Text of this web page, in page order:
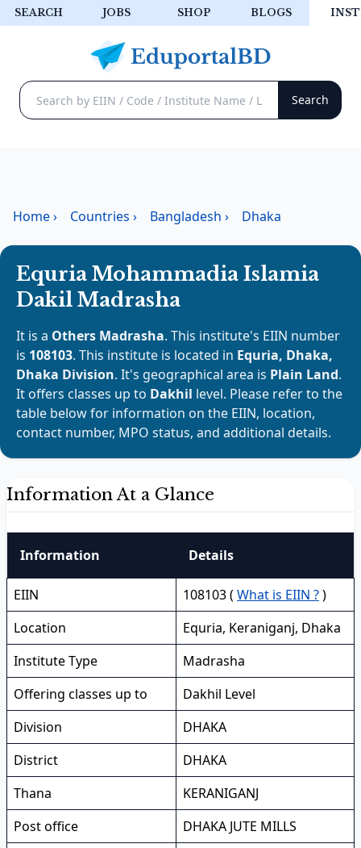
SEARCH JOBS SHOP BLOGS
Home› Countries › Bangladesh › Dhaka
Equria Mohammadia Islamia
Dakil Madrasha
It is a Others Madrasha. This institute's EIIN number
is 108103. This institute is located in Equria, Dhaka,
Dhaka Division. It's geographical area is Plain Land.
It offers classes up to Dakhil level. Please refer to the
table below for information on the EIIN, location,
contact number, MPO status, and additional details.
Information At a Glance
Information Details
EIIN 108103 ( What is EIIN ?)
Location
Equria, Keraniganj, Dhaka
Institute Type
Madrasha
Offering classes up to
Dakhil Level
Division
DHAKA
District
DHAKA
Thana
KERANIGANJ
Post office
DHAKA JUTE MILLS